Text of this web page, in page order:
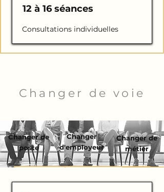
12 à 16 séances
Consultations individuelles
Changer de voie
Changer de
poste
Changer
d'employeur
Changer de
métier